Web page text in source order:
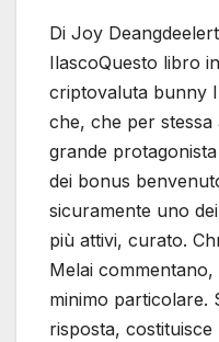
Di Joy
IlascoQuesto libro
criptovaluta bunny
che, che per stessa
grande
dei bonus
sicuramente uno
più attivi, curato.
Melai
minimo particolare.
risposta,